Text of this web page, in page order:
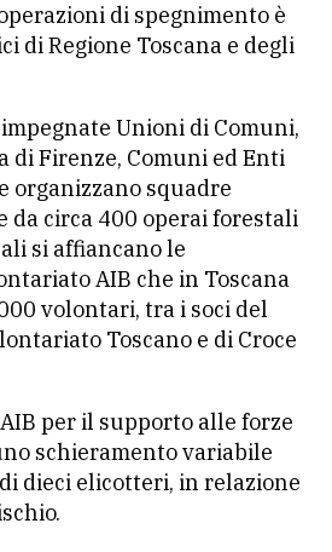
di spegnimento è
di Regione Toscana e degli
Unioni di Comuni,
di Firenze, Comuni ed Enti
organizzano squadre
da circa 400 operai forestali
si affiancano le
AIB che in Toscana
volontari, tra i soci del
Toscano e di Croce
per il supporto alle forze
schieramento variabile
dieci elicotteri, in relazione